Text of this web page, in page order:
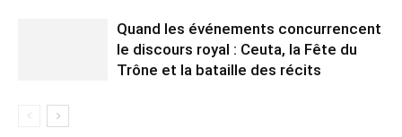
Quand les événements concurrencent
le discours royal : Ceuta, la Fête du
Trône et la bataille des récits